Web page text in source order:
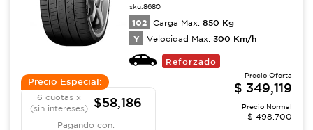
sku:8680
102 Carga Max: 850 Kg
Y Velocidad Max: 300 Km/h
Reforzado
Precio Especial:
6 cuotas x
(sin intereses)
$58,186
Pagando con:
Precio Oferta
$ 349,119
Precio Normal
$ 498,700